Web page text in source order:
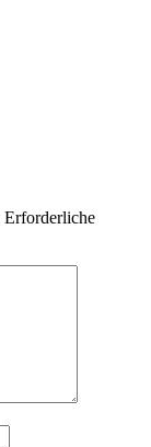
Erforderliche